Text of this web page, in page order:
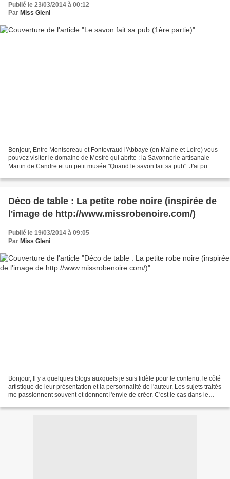
Publié le 23/03/2014 à 00:12
Par Miss Gleni
Bonjour, Entre Montsoreau et Fontevraud l'Abbaye (en Maine et Loire) vous
pouvez visiter le domaine de Mestré qui abrite : la Savonnerie artisanale
Martin de Candre et un petit musée "Quand le savon fait sa pub". J'ai pu
Déco de table : La petite robe noire (inspirée de
l'image de http://www.missrobenoire.com/)
Publié le 19/03/2014 à 09:05
Par Miss Gleni
Bonjour, Il y a quelques blogs auxquels je suis fidèle pour le contenu, le côté
artistique de leur présentation et la personnalité de l'auteur. Les sujets traités
me passionnent souvent et donnent l'envie de créer. C'est le cas dans le